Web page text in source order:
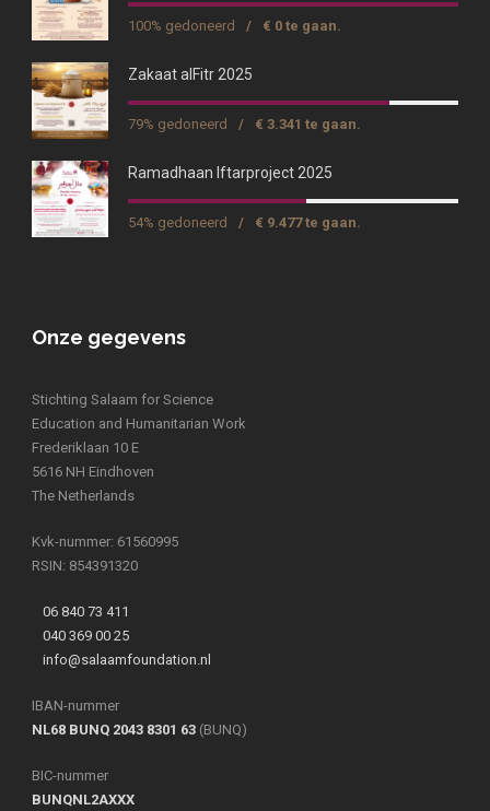
100% gedoneerd / € 0 te gaan.
Zakaat alFitr 2025
79% gedoneerd / € 3.341 te gaan.
Ramadhaan Iftarproject 2025
54% gedoneerd / € 9.477 te gaan.
Onze gegevens
Stichting Salaam for Science
Education and Humanitarian Work
Frederiklaan 10 E
5616 NH Eindhoven
The Netherlands
Kvk-nummer: 61560995
RSIN: 854391320
06 840 73 411
040 369 00 25
info@salaamfoundation.nl
IBAN-nummer
NL68 BUNQ 2043 8301 63 (BUNQ)
BIC-nummer
BUNQNL2AXXX